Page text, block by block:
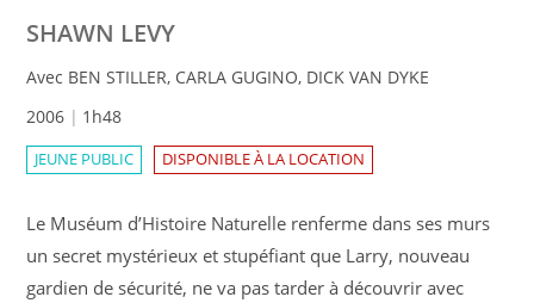
SHAWN LEVY
Avec BEN STILLER, CARLA GUGINO, DICK VAN DYKE
2006
1h48
JEUNE PUBLIC DISPONIBLE À LA LOCATION
Le Muséum d’Histoire Naturelle renferme dans ses murs
un secret mystérieux et stupéfiant que Larry, nouveau
gardien de sécurité, ne va pas tarder à découvrir avec